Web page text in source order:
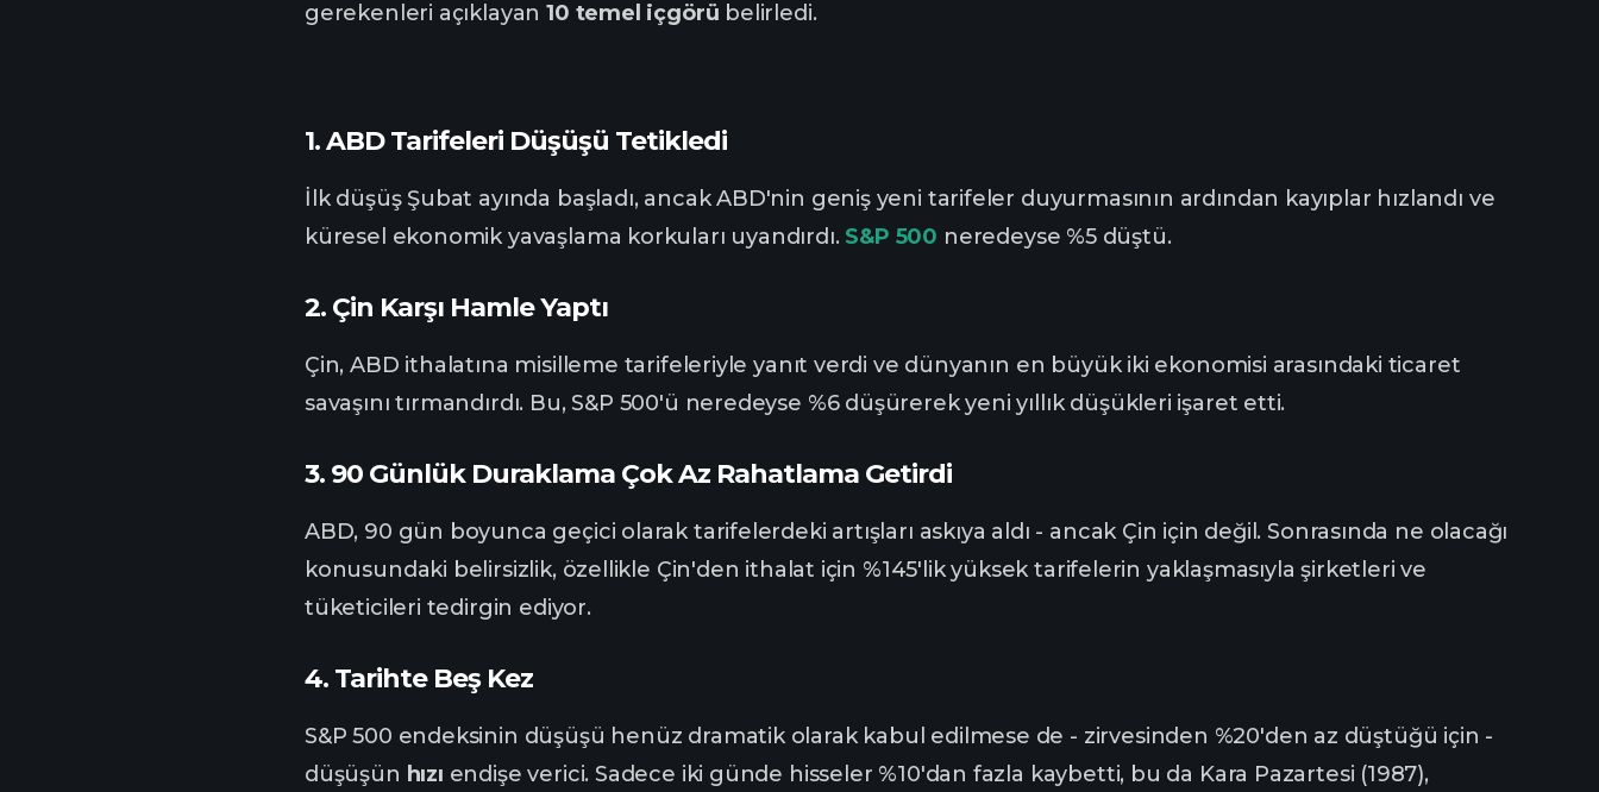
gerekenleri açıklayan10 temel içgörü belirledi.
1.ABD Tarifeleri Düşüşü Tetikledi
İlk düşüş Şubat ayında başladı, ancak ABD'nin geniş yeni tarifeler duyurmasının ardından kayıplar hızlandı ve
küresel ekonomik yavaşlama korkuları uyandırdı. S&P 500 neredeyse %5 düştü.
2. Çin Karşı Hamle Yaptı
Çin, ABD ithalatına misilleme tarifeleriyle yanıt verdi ve dünyanın en büyük iki ekonomisi arasındaki ticaret
savaşını tırmandırdı. Bu, S&P 500'ü neredeyse %6 düşürerek yeni yıllık düşükleri işaret etti.
3. 90 Günlük Duraklama Çok Az Rahatlama Getirdi
ABD, 90 gün boyunca geçici olarak tarifelerdeki artışları askıya aldı - ancak Çin için değil. Sonrasında ne olacağı
konusundaki belirsizlik, özellikle Çin'den ithalat için %145'lik yüksek tarifelerin yaklaşmasıyla şirketleri ve
tüketicileri tedirgin ediyor.
4. Tarihte Beş Kez
S&P 500 endeksinin düşüşü henüz dramatik olarak kabul edilmese de - zirvesinden %20'den az düştüğü için -
düşüşün hızı endişe verici. Sadece iki günde hisseler %10'dan fazla kaybetti, bu da Kara Pazartesi (1987),